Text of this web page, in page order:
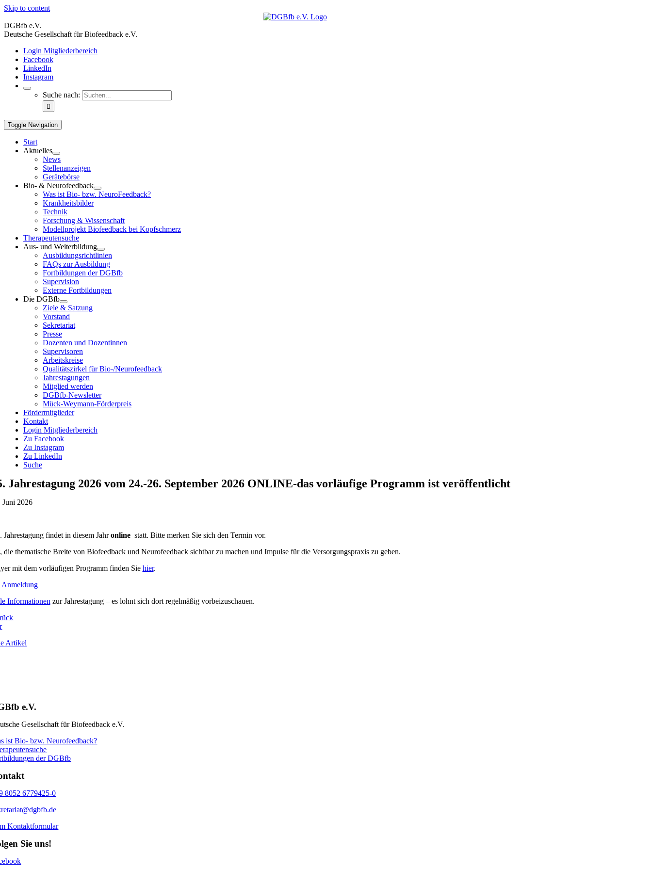
Skip to content
DGBfb e.V.
Deutsche Gesellschaft für Biofeedback e.V.
Login Mitgliederbereich
Facebook
LinkedIn
Instagram
Suche nach:
Toggle Navigation
Start
Aktuelles
News
Stellenanzeigen
Gerätebörse
Bio- & Neurofeedback
Was ist Bio- bzw. NeuroFeedback?
Krankheitsbilder
Technik
Forschung & Wissenschaft
Modellprojekt Biofeedback bei Kopfschmerz
Therapeutensuche
Aus- und Weiterbildung
Ausbildungsrichtlinien
FAQs zur Ausbildung
Fortbildungen der DGBfb
Supervision
Externe Fortbildungen
Die DGBfb
Ziele & Satzung
Vorstand
Sekretariat
Presse
Dozenten und Dozentinnen
Supervisoren
Arbeitskreise
Qualitätszirkel für Bio-/Neurofeedback
Jahrestagungen
Mitglied werden
DGBfb-Newsletter
Mück-Weymann-Förderpreis
Fördermitglieder
Kontakt
Login Mitgliederbereich
Zu Facebook
Zu Instagram
Zu LinkedIn
Suche
Jahrestagung 2026 vom 24.-26. September 2026 ONLINE-das vorläufige Programm ist veröffentlicht
Juni 2026
Jahrestagung findet in diesem Jahronline statt. Bitte merken Sie sich den Termin vor.
die thematische Breite von Biofeedback und Neurofeedback sichtbar zu machen und Impulse für die Versorgungspraxis zu geben.
mit dem vorläufigen Programm finden Sie hier.
Informationen zur Jahrestagung – es lohnt sich dort regelmäßig vorbeizuschauen.
Artikel
e.V.
Gesellschaft für Biofeedback e.V.
ist Bio- bzw. Neurofeedback?
der DGBfb
8052 6779425-0
Kontaktformular
Sie uns!